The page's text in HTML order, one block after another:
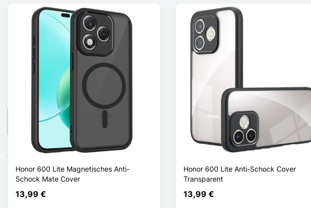
Honor 600 Lite Magnetisches Anti-
Schock Mate Cover
13,99 €
Honor 600 Lite Anti-Schock Cover
Transparent
13,99 €